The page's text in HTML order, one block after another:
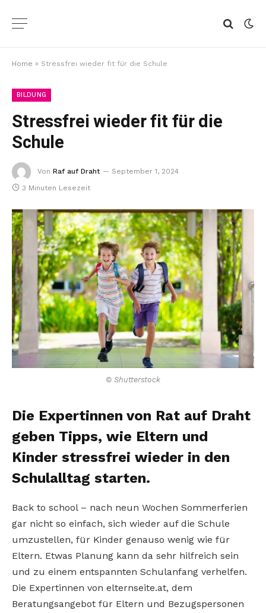
Home » Stressfrei wieder fit für die Schule
BILDUNG
Stressfrei wieder fit für die
Schule
Von Raf auf Draht
September 1, 2024
3 Minuten Lesezeit
© Shutterstock
Die Expertinnen von Rat auf Draht
geben Tipps, wie Eltern und
Kinder stressfrei wieder in den
Schulalltag starten.
Back to school – nach neun Wochen Sommerferien
gar nicht so einfach, sich wieder auf die Schule
umzustellen, für Kinder genauso wenig wie für
Eltern. Etwas Planung kann da sehr hilfreich sein
und zu einem entspannten Schulanfang verhelfen.
Die Expertinnen von elternseite.at, dem
Beratungsangebot für Eltern und Bezugspersonen